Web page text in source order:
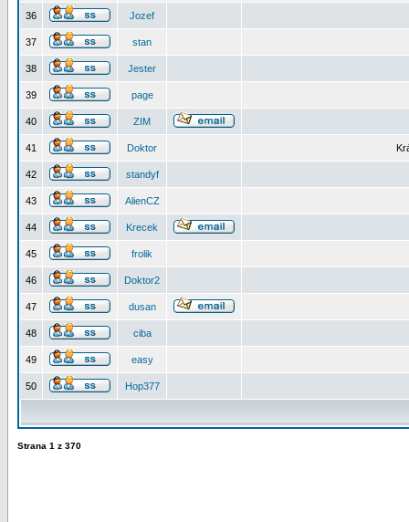
36 Jozef
37 stan
38 Jester
39 page
40 ZIM
41 Doktor
42 standyf
43 AlienCZ
44 Krecek
45 frolik
46 Doktor2
47 dusan
48 ciba
49 easy
50 Hop377
Strana 1 z 370